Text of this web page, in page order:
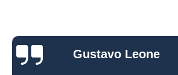
Gustavo Leone